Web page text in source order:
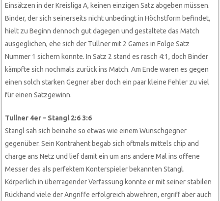
Einsätzen in der Kreisliga A, keinen einzigen Satz abgeben müssen.
Binder, der sich seinerseits nicht unbedingt in Höchstform befindet,
hielt zu Beginn dennoch gut dagegen und gestaltete das Match
ausgeglichen, ehe sich der Tullner mit 2 Games in Folge Satz
Nummer 1 sichern konnte. In Satz 2 stand es rasch 4:1, doch Binder
kämpfte sich nochmals zurück ins Match. Am Ende waren es gegen
einen solch starken Gegner aber doch ein paar kleine Fehler zu viel
für einen Satzgewinn.
Tullner 4er – Stangl 2:6 3:6
Stangl sah sich beinahe so etwas wie einem Wunschgegner
gegenüber. Sein Kontrahent begab sich oftmals mittels chip and
charge ans Netz und lief damit ein um ans andere Mal ins offene
Messer des als perfektem Konterspieler bekannten Stangl.
Körperlich in überragender Verfassung konnte er mit seiner stabilen
Rückhand viele der Angriffe erfolgreich abwehren, ergriff aber auch